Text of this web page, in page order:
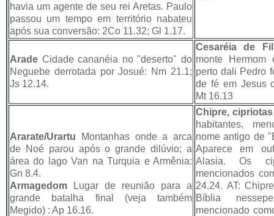
havia um agente de seu rei Aretas. Paulo
passou um tempo em território nabateu
após sua conversão: 2Co 11.32; Gl 1.17.
Arade Cidade cananéia no "deserto" do
Neguebe derrotada por Josué: Nm 21.1;
Js 12.14.
Cesaréia de
monte Hermom
perto dali Pedro
de fé em Jesus
Mt 16.13
Ararate/Urartu Montanhas onde a arca
de Noé parou após o grande dilúvio; a
área do lago Van na Turquia e Armênia:
Gn 8.4.
Armagedom Lugar de reunião para a
grande batalha final (veja também
Megido) : Ap 16.16.
Chipre, cipriotas
habitantes,
nome antigo de
Aparece em
Alasia. Os
mencionados
24.24. AT:
Bíblia
mencionado